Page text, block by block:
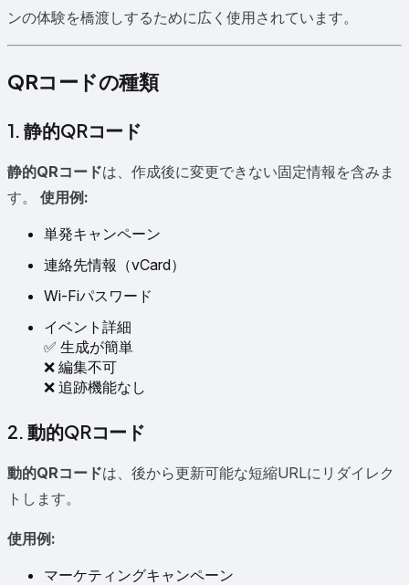
ンの体験を橋渡しするために広く使用されています。
QRコードの種類
1. 静的QRコード
静的QRコードは、作成後に変更できない固定情報を含みま
す。 使用例:
単発キャンペーン
連絡先情報（vCard）
Wi-Fiパスワード
イベント詳細
✅ 生成が簡単
❌ 編集不可
❌ 追跡機能なし
2. 動的QRコード
動的QRコードは、後から更新可能な短縮URLにリダイレク
トします。
使用例:
マーケティングキャンペーン